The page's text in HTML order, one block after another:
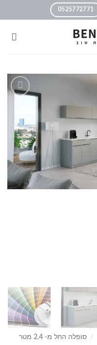
0525772771
שלי
/ סופלה החל מ- 2.4 מטר